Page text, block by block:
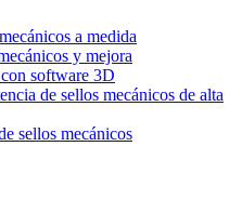
a medida
y mejora
software 3D
de sellos mecánicos de alta
sellos mecánicos